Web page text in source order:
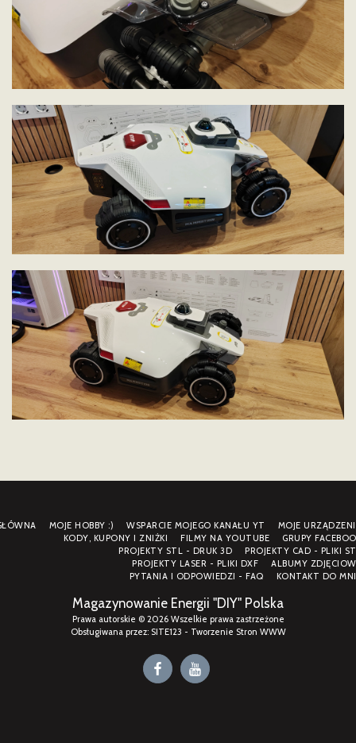
Magazynowanie Energii "DIY" Polska
Prawa autorskie © 2026 Wszelkie prawa zastrzeżone
Obsługiwana przez: SITE123 - Tworzenie Stron WWW
MOJE HOBBY :) WSPARCIE MOJEGO KANAŁU YT
MOJE
KODY, KUPONY I ZNIŻKI
FILMY NA YOUTUBE
GRUPY
PROJEKTY STL - DRUK 3D
PROJEKTY CAD - PLIKI
PROJEKTY LASER - PLIKI DXF
ALBUMY
PYTANIA I ODPOWIEDZI - FAQ
KONTAKT DO